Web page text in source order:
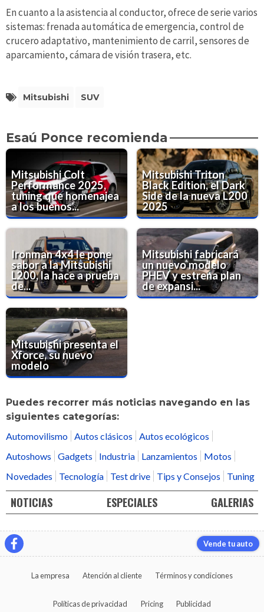
En cuanto a la asistencia al conductor, ofrece de serie varios
sistemas: frenada automática de emergencia, control de
crucero adaptativo, mantenimiento de carril, sensores de
aparcamiento, cámara de visión trasera, etc.
Mitsubishi SUV
Esaú Ponce recomienda
Mitsubishi Colt
Performance 2025,
tuning que homenajea
a los buenos...
Mitsubishi Triton
Black Edition, el Dark
Side de la nueva L200
2025
Ironman 4x4 le pone
sabor a la Mitsubishi
L200, la hace a prueba
de...
Mitsubishi fabricará
un nuevo modelo
PHEV y estrena plan
de expansi...
Mitsubishi presenta el
Xforce, su nuevo
modelo
Puedes recorrer más noticias navegando en las
siguientes categorías:
Automovilismo Autos clásicos
Autos ecológicos
Autoshows
Gadgets Industria Lanzamientos
Motos
Novedades
Tecnología Test drive Tips y Consejos Tuning
NOTICIAS ESPECIALES GALERIAS
Vende tu auto
La empresa Atención al cliente Términos y condiciones
Políticas de privacidad Pricing Publicidad